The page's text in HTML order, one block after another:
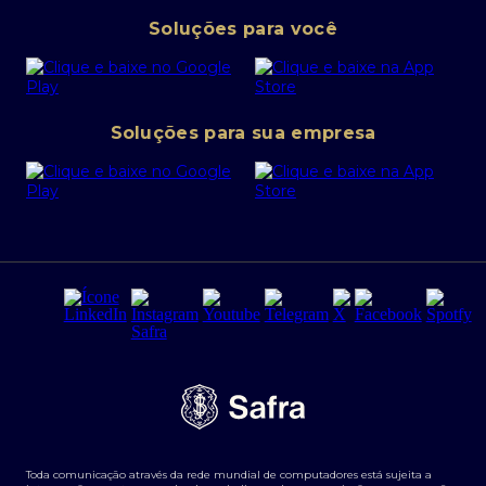
Canal de denúncias
Política de Segurança Cibernética
Portal da Privacidade
PRSAC
Regras e Parâmetros de Atuação Banco Safra
Segurança da Informação
Tarifas e serviços Pessoa Física
Transparência de remuneração
Abra sua conta PJ
SafraPay
Cartão Safra Empresas
Empréstimo e financiamentos PJ
Derivativos
Agronegócios
Soluções para você
Soluções para sua empresa
Toda comunicação através da rede mundial de computadores está sujeita a